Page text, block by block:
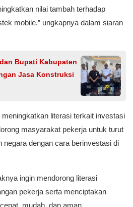
nilai tambah terhadap
mobile,” ungkapnya dalam siaran
Bupati Kabupaten
Jasa Konstruksi
literasi terkait investasi
masyarakat pekerja untuk turut
negara dengan cara berinvestasi di
ingin mendorong literasi
pekerja serta menciptakan
mudah, dan aman.